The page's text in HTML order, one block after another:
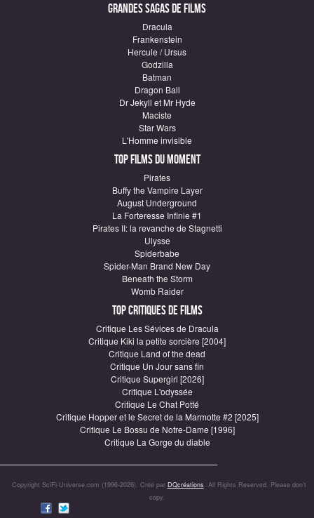
Grandes sagas de Films
Dracula
Frankenstein
Hercule / Ursus
Godzilla
Batman
Dragon Ball
Dr Jekyll et Mr Hyde
Maciste
Star Wars
L'Homme invisible
Top Films du moment
Pirates
Buffy the Vampire Layer
August Underground
La Forteresse Infinie #1
Pirates II: la revanche de Stagnetti
Ulysse
Spiderbabe
Spider-Man Brand New Day
Beneath the Storm
Womb Raider
Top critiques de Films
Critique Les Sévices de Dracula
Critique Kiki la petite sorcière [2004]
Critique Land of the dead
Critique Un Jour sans fin
Critique Supergirl [2026]
Critique L'odyssée
Critique Le Chat Potté
Critique Hopper et le Secret de la Marmotte #2 [2025]
Critique Le Bossu de Notre-Dame [1996]
Critique La Gorge du diable
Copyright SciFi-Universe.com (1996-2026). Créé par DQcréations . All Rights Reserved. Please don’t
copy.